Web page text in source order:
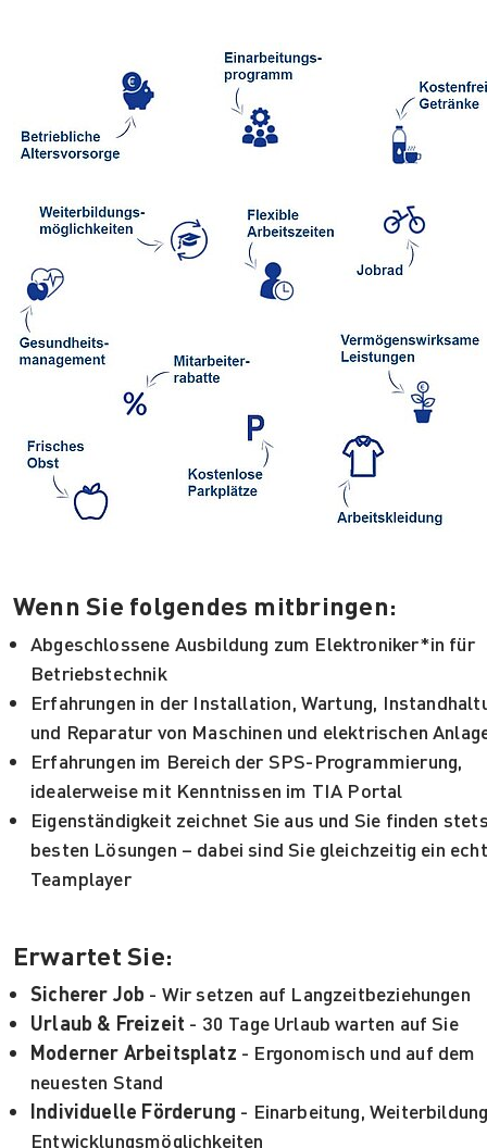
Wenn Sie folgendes mitbringen:
Abgeschlossene Ausbildung zum Elektroniker*in für
Betriebstechnik
Erfahrungen in der Installation, Wartung,
und Reparatur von Maschinen und elektrischen
Erfahrungen im Bereich der SPS-Programmierung,
idealerweise mit Kenntnissen im TIA Portal
Eigenständigkeit zeichnet Sie aus und Sie finden
besten Lösungen – dabei sind Sie gleichzeitig ein
Teamplayer
Erwartet Sie:
Sicherer Job - Wir setzen auf Langzeitbeziehungen
Urlaub & Freizeit - 30 Tage Urlaub warten auf Sie
Moderner Arbeitsplatz - Ergonomisch und auf dem
neuesten Stand
Individuelle Förderung - Einarbeitung,
Entwicklungsmöglichkeiten